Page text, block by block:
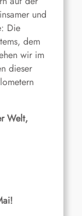
und
Die
dem
wir im
dieser
Welt,